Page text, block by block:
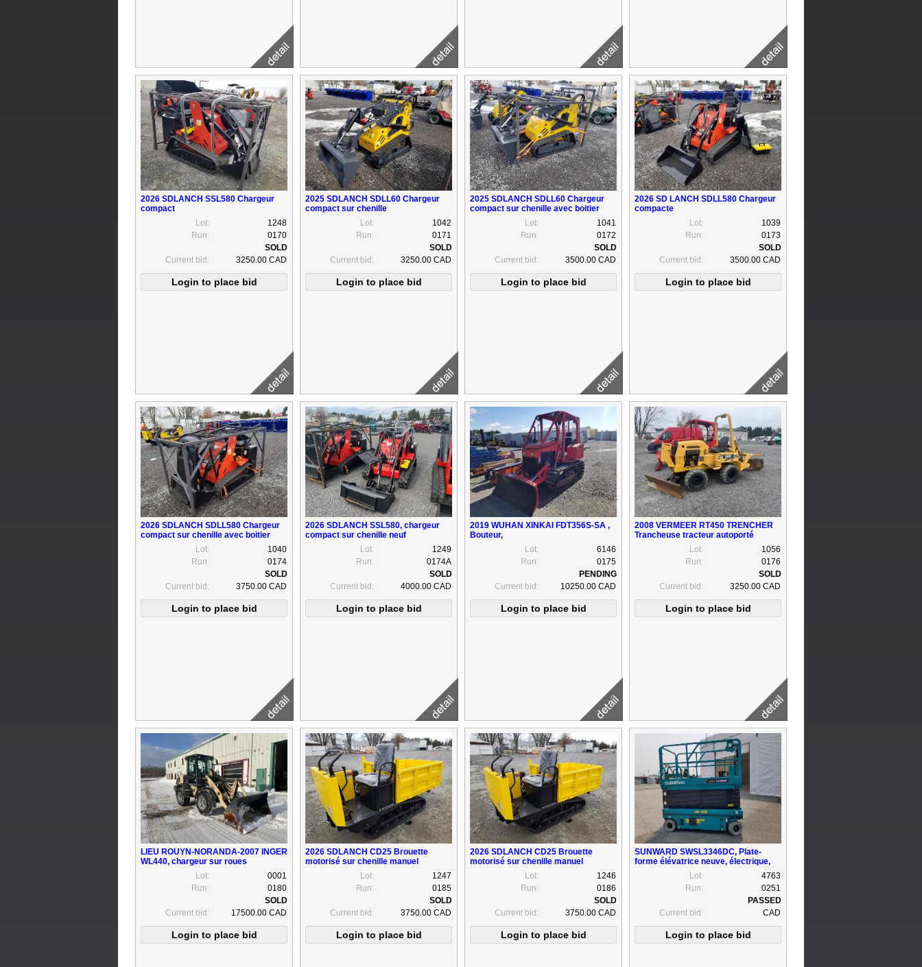
2026 SDLANCH SSL580 Chargeur
compact
Lot:
1248
Run:
0170
Current bid: 3250.00 CAD
2025 SDLANCH SDLL60 Chargeur
compact sur chenille
Lot:
1042
Run:
0171
Current bid: 3250.00 CAD
2025 SDLANCH SDLL60 Chargeur
compact sur chenille avec boitier
Lot:
1041
Run:
0172
Current bid: 3500.00 CAD
2026 SD LANCH SDLL580 Chargeur
compacte
Lot:
1039
Run:
0173
Current bid: 3500.00 CAD
2026 SDLANCH SDLL580 Chargeur
compact sur chenille avec boitier
Lot:
1040
Run:
0174
Current bid: 3750.00 CAD
2026 SDLANCH SSL580, chargeur
compact sur chenille neuf
Lot:
1249
Run:
0174A
Current bid: 4000.00 CAD
2019 WUHAN XINKAI FDT356S-SA ,
Bouteur,
Lot:
6146
Run:
0175
Current bid: 10250.00 CAD
2008 VERMEER RT450 TRENCHER
Trancheuse tracteur autoporté
Lot:
1056
Run:
0176
Current bid: 3250.00 CAD
LIEU ROUYN-NORANDA-2007 INGER
WL440, chargeur sur roues
Lot:
0001
Run:
0180
Current bid: 17500.00 CAD
2026 SDLANCH CD25 Brouette
motorisé sur chenille manuel
Lot:
1247
Run:
0185
Current bid: 3750.00 CAD
2026 SDLANCH CD25 Brouette
motorisé sur chenille manuel
Lot:
1246
Run:
0186
Current bid: 3750.00 CAD
SUNWARD SWSL3346DC, Plate-
forme élévatrice neuve, électrique,
6500Lbs, démarre sans survoltage,
extension environ 36'', élévation 33'
(Donner la boite bureau Véro)
Lot:
4763
Run:
0251
Current bid: CAD